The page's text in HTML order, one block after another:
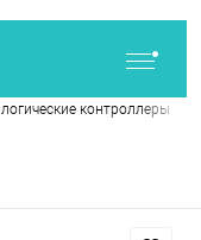
контроллеры